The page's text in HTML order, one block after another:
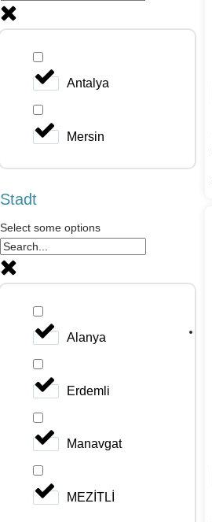
Antalya
Mersin
Stadt
Select some options
Alanya
Erdemli
Manavgat
MEZİTLİ